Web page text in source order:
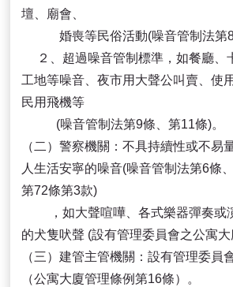
壇、廟會、
婚喪等民俗活動(噪音管制法第8
２、超過噪音管制標準，如餐廳、
工地等噪音、夜市用大聲公叫賣、使
民用飛機等
(噪音管制法第9條、第11條)。
（二）警察機關：不具持續性或不易
人生活安寧的噪音(噪音管制法第6條
第72條第3款)
，如大聲喧嘩、各式樂器彈奏或
的犬隻吠聲 (設有管理委員會之公寓大
（三）建管主管機關：設有管理委員
（公寓大廈管理條例第16條）。